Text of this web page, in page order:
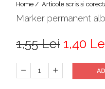
Home / Articole scris si
Marker permanent alb
1,55 Lei 1,40